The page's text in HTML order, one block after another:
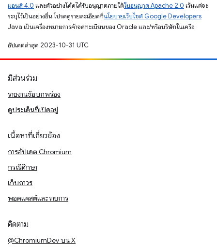
มอนส์ 4.0 และตัวอย่างโค้ดได้รับอนุญาตภายใต้ใบอนุญาต Apache 2.0 เว้นแต่จะ
ระบุไว้เป็นอย่างอื่น โปรดดูรายละเอียดที่นโยบายเว็บไซต์ Google Developers
Java เป็นเครื่องหมายการค้าจดทะเบียนของ Oracle และ/หรือบริษัทในเครือ
อัปเดตล่าสุด 2023-10-31 UTC
มีส่วนร่วม
รายงานข้อบกพร่อง
ดูประเด็นที่เปิดอยู่
เนื้อหาที่เกี่ยวข้อง
การอัปเดต Chromium
กรณีศึกษา
เก็บถาวร
พอดแคสต์และรายการ
ติดตาม
@ChromiumDev บน X